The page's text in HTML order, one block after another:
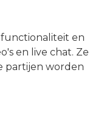
en
en live chat. Ze
partijen worden